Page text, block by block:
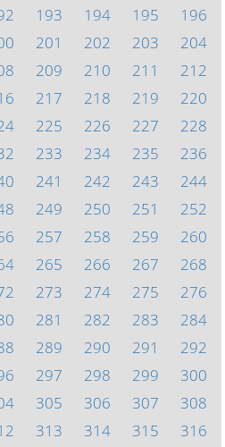
193 194 195
196
201 202 203
204
209 210 211
212
217 218 219
220
225 226 227
228
233 234 235
236
241 242 243
244
249 250 251
252
257 258 259
260
265 266 267
268
273 274 275
276
281 282 283
284
289 290 291
292
297 298 299
300
305 306 307
308
313 314 315
316